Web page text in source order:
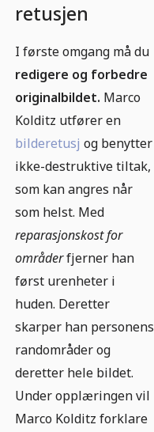
retusjen
I første omgang må du
redigere og forbedre
originalbildet. Marco
Kolditz utfører en
bilderetusj og benytter
ikke-destruktive tiltak,
som kan angres når
som helst. Med
reparasjonskost for
områderfjerner han
først urenheter i
huden. Deretter
skarper han personens
randområder og
deretter hele bildet.
Under opplæringen vil
Marco Kolditz forklare